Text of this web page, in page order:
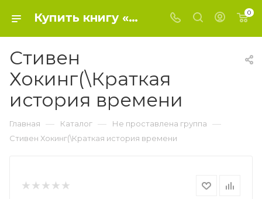
Купить книгу «Стивен Хокинг(\Краткая история времени» 2019, Хокинг С. - Не проставлена группа 0
Стивен
Хокинг(\Краткая
история времени
Главная — Каталог — Не проставлена группа —
Стивен Хокинг(\Краткая история времени